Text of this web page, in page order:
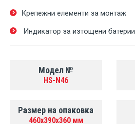
Крепежни елементи за монтаж
Индикатор за изтощени батерии
Модел №
HS-N46
Размер на опаковка
460x390x360 мм